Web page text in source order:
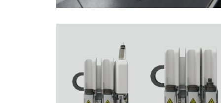
Aki System(정밀 광학 센서 시스템)